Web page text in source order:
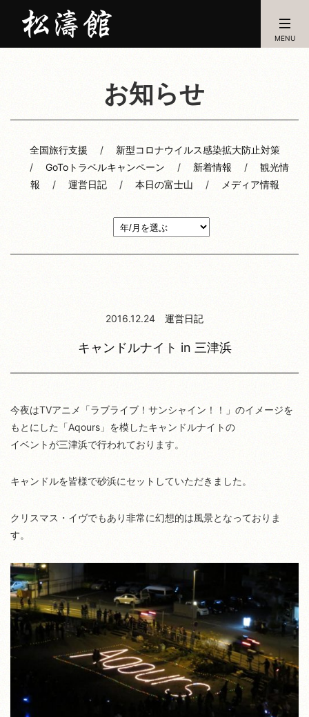
MENU
お知らせ
全国旅行支援
新型コロナウイルス感染拡大防止対策
GoToトラベルキャンペーン
新着情報
観光情
報
運営日記 本日の富士山 メディア情報
2016.12.24 運営日記
キャンドルナイト in 三津浜
今夜はTVアニメ「ラブライブ！サンシャイン！！」のイメージを
もとにした「Aqours」を模したキャンドルナイトの
イベントが三津浜で行われております。
キャンドルを皆様で砂浜にセットしていただきました。
クリスマス・イヴでもあり非常に幻想的は風景となっておりま
す。